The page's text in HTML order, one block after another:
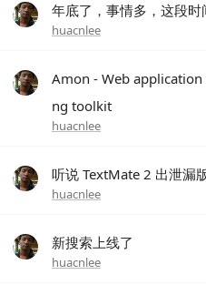
年底了，事情多，这段
huacnlee
Amon - Web
ng toolkit
huacnlee
听说 TextMate 2 出泄漏
huacnlee
新搜索上线了
huacnlee